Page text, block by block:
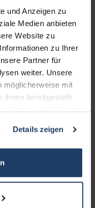
und Anzeigen zu
Medien anbieten
Website zu
zu Ihrer
Partner für
weiter. Unsere
möglicherweise mit
ihnen bereitgestellt
Details zeigen